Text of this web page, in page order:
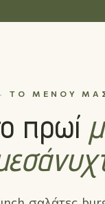
ΤΟ ΜΕΝΟΎ
πρωί